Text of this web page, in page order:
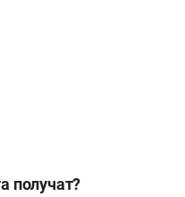
получат?